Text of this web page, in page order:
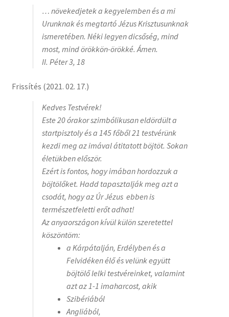
… növekedjetek a kegyelemben és a mi
Urunknak és megtartó Jézus Krisztusunknak
ismeretében. Néki legyen dicsőség, mind
most, mind örökkön-örökké. Ámen.
II. Péter 3, 18
Frissítés (2021. 02. 17.)
Kedves Testvérek!
Este 20 órakor szimbólikusan eldördült a
startpisztoly és a 145 főből 21 testvérünk
kezdi meg az imával átitatott böjtöt. Sokan
életükben először.
Ezért is fontos, hogy imában hordozzuk a
böjtölőket. Hadd tapasztalják meg azt a
csodát, hogy az Úr Jézus ebben is
természetfeletti erőt adhat!
Az anyaországon kívül külön szeretettel
köszöntöm:
a Kárpátalján, Erdélyben és a
Felvidéken élő és velünk együtt
böjtölő lelki testvéreinket, valamint
azt az 1-1 imaharcost, akik
Szibériából
Angliából,